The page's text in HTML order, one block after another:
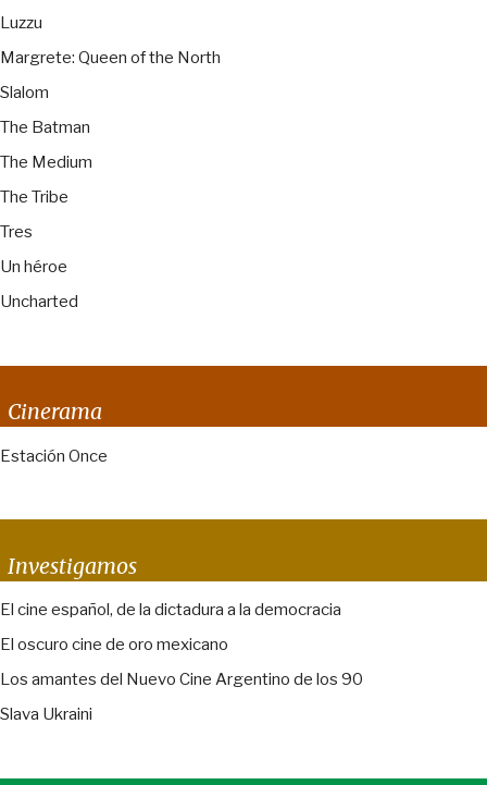
Luzzu
Margrete: Queen of the North
Slalom
The Batman
The Medium
The Tribe
Tres
Un héroe
Uncharted
Cinerama
Estación Once
Investigamos
El cine español, de la dictadura a la democracia
El oscuro cine de oro mexicano
Los amantes del Nuevo Cine Argentino de los 90
Slava Ukraini